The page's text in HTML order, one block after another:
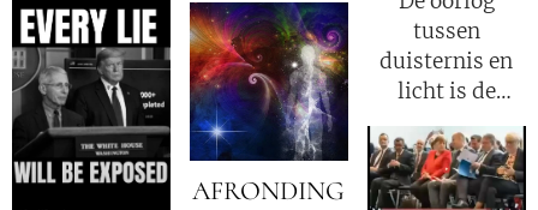
de oorzaak!
de Waarheid een
veel grotere
straf?
AFRONDING
tussen
duisternis en
licht is de
oorlog tussen
Satan en God.